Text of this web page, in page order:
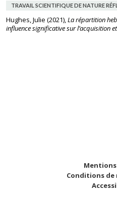
TRAVAIL SCIENTIFIQUE DE NATURE
Hughes, Julie (2021),La répartition
influence significative sur l’acquisition
Conditions